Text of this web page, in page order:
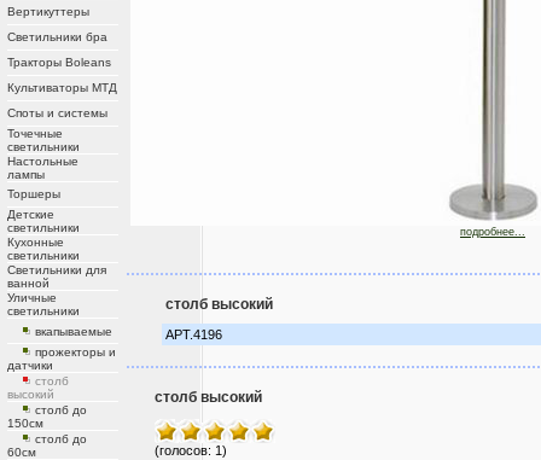
Вертикуттеры
Светильники бра
Тракторы Boleans
Культиваторы МТД
Споты и системы
Точечные
светильники
Настольные
лампы
Торшеры
Детские
светильники
Кухонные
светильники
Светильники для
ванной
Уличные
светильники
вкапываемые
прожекторы и
датчики
столб
высокий
столб до
150см
столб до
60см
подробнее...
столб высокий
АРТ.4196
столб высокий
(голосов: 1)